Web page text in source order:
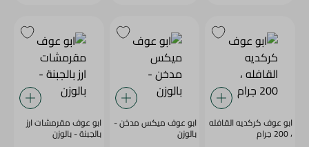
ابو عوف كركديه القافله
، 200 جرام
ابو عوف ميكس مدخن -
بالوزن
ابو عوف مقرمشات ارز
بالجبنة - بالوزن